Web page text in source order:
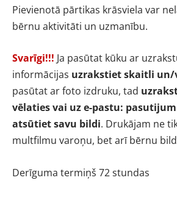
Pievienotā pārtikas krāsviela var
bērnu aktivitāti un uzmanību.
Svarīgi!!! Ja pasūtat kūku ar
informācijas uzrakstiet skaitli un/
pasūtat ar foto izdruku, tad
vēlaties vai uz e-pastu:
atsūtiet savu bildi. Drukājam ne
multfilmu varoņu, bet arī bērnu
Derīguma termiņš 72 stundas